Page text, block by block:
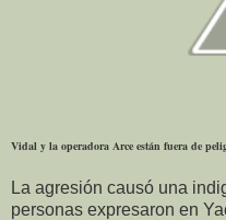
Vidal y la operadora Arce están fuera de
La agresión causó una
personas expresaron en